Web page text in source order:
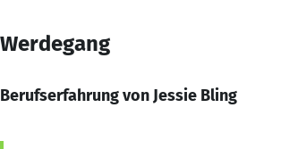
Werdegang
Berufserfahrung von Jessie Bling